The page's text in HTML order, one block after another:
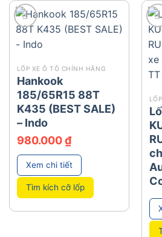
add
LỐP XE Ô TÔ CHÍNH HÃNG
Hankook
185/65R15 88T
K435 (BEST SALE)
– Indo
980.000₫
Xem chi tiết
Tìm kích cỡ lốp